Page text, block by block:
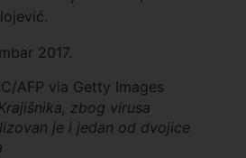
AFP via Getty Images
zbog virusa
je i jedan od dvojice